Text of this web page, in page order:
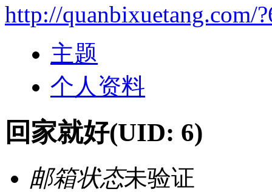
http://quanbixuetang.com/
主题
个人资料
回家就好(UID: 6)
邮箱状态未验证